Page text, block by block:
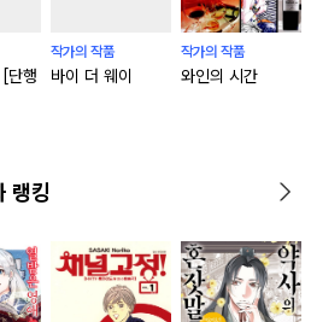
단행
작가의 작품
바이 더 웨이
작가의 작품
와인의 시간
랭킹